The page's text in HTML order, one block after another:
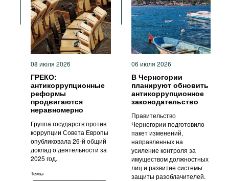
Фильмы
Подкасты
Книжная полка
08 июля 2026
ГРЕКО:
антикоррупционные
реформы
продвигаются
неравномерно
Группа государств против
коррупции Совета Европы
опубликовала 26-й общий
доклад о деятельности за
2025 год.
Темы
06 июля 2026
В Черногории
планируют обновить
антикоррупционное
законодательство
Правительство
Черногории подготовило
пакет изменений,
направленных на
усиление контроля за
имуществом должностных
лиц и развитие системы
защиты разоблачителей.